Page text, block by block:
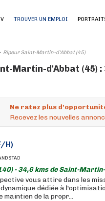
TROUVER UN EMPLOI
Ripeur Saint-Martin-d'Abbat (45)
Martin-d'Abbat (45)
Ne ratez plus
Recevez les nouvelles
H)
- 34,6 kms de Saint-
vous attire dans les
dédiée à
maintien de la propr...